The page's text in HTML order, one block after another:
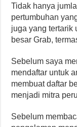
Tidak hanya
pertumbuhan
juga yang tertarik
besar Grab,
Sebelum saya
mendaftar untuk
membuat daftar
menjadi mitra
Sebelum